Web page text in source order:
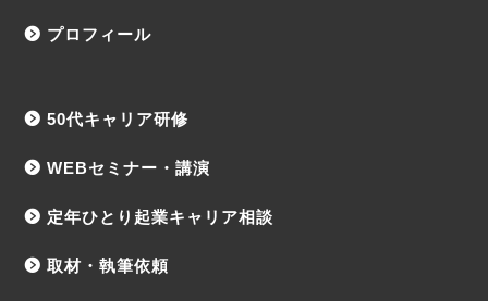
プロフィール
50代キャリア研修
WEBセミナー・講演
定年ひとり起業キャリア相談
取材・執筆依頼